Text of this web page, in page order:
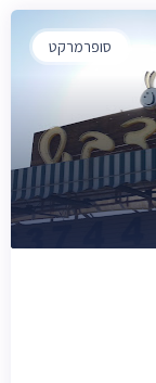
סופרמרקט